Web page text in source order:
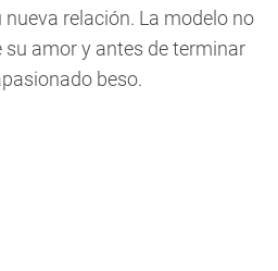
relación. La modelo no
su amor y antes de terminar
beso.